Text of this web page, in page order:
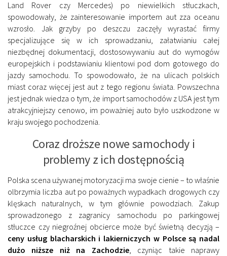
Land Rover czy Mercedes) po niewielkich stłuczkach,
spowodowały, że zainteresowanie importem aut zza oceanu
wzrosło. Jak grzyby po deszczu zaczęły wyrastać firmy
specjalizujące się w ich sprowadzaniu, załatwianiu całej
niezbędnej dokumentacji, dostosowywaniu aut do wymogów
europejskich i podstawianiu klientowi pod dom gotowego do
jazdy samochodu. To spowodowało, że na ulicach polskich
miast coraz więcej jest aut z tego regionu świata. Powszechna
jest jednak wiedza o tym, że import samochodów z USA jest tym
atrakcyjniejszy cenowo, im poważniej auto było uszkodzone w
kraju swojego pochodzenia.
Coraz droższe nowe samochody i
problemy z ich dostępnością
Polska scena używanej motoryzacji ma swoje cienie – to właśnie
olbrzymia liczba aut po poważnych wypadkach drogowych czy
klęskach naturalnych, w tym głównie powodziach. Zakup
sprowadzonego z zagranicy samochodu po parkingowej
stłuczce czy niegroźnej obcierce może być świetną decyzją –
ceny usług blacharskich i lakierniczych w Polsce są nadal
dużo niższe niż na Zachodzie, czyniąc takie naprawy